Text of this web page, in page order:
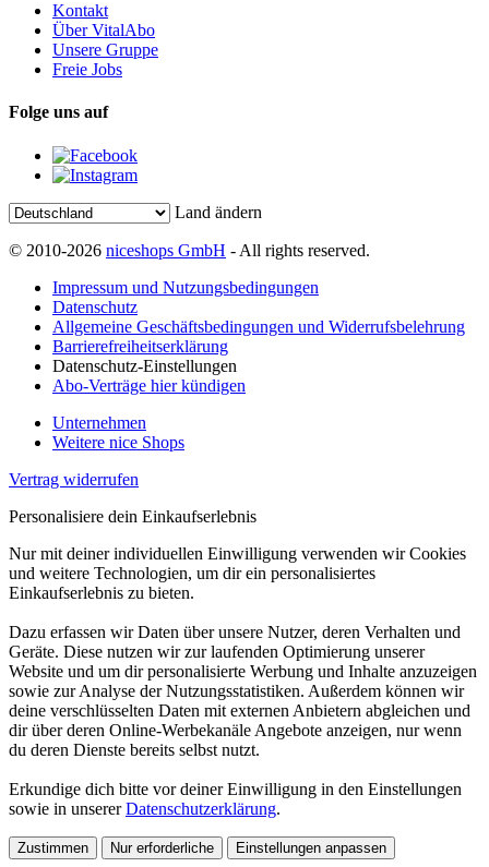
Kontakt
Über VitalAbo
Unsere Gruppe
Freie Jobs
Folge uns auf
Land ändern
© 2010-2026 niceshops GmbH - All rights reserved.
Impressum und Nutzungsbedingungen
Datenschutz
Allgemeine Geschäftsbedingungen und Widerrufsbelehrung
Barrierefreiheitserklärung
Datenschutz-Einstellungen
Abo-Verträge hier kündigen
Unternehmen
Weitere nice Shops
Vertrag widerrufen
Personalisiere dein Einkaufserlebnis
Nur mit deiner individuellen Einwilligung verwenden wir Cookies
und weitere Technologien, um dir ein personalisiertes
Einkaufserlebnis zu bieten.
Dazu erfassen wir Daten über unsere Nutzer, deren Verhalten und
Geräte. Diese nutzen wir zur laufenden Optimierung unserer
Website und um dir personalisierte Werbung und Inhalte anzuzeigen
sowie zur Analyse der Nutzungsstatistiken. Außerdem können wir
deine verschlüsselten Daten mit externen Anbietern abgleichen und
dir über deren Online-Werbekanäle Angebote anzeigen, nur wenn
du deren Dienste bereits selbst nutzt.
Erkundige dich bitte vor deiner Einwilligung in den Einstellungen
sowie in unsererDatenschutzerklärung.
Zustimmen Nur erforderliche Einstellungen anpassen